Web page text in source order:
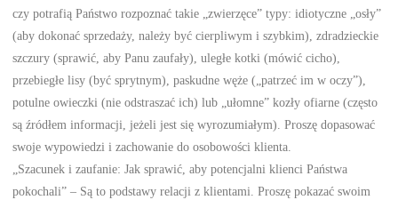
czy potrafią Państwo rozpoznać takie „zwierzęce” typy: idiotyczne „osły”
(aby dokonać sprzedaży, należy być cierpliwym i szybkim), zdradzieckie
szczury (sprawić, aby Panu zaufały), uległe kotki (mówić cicho),
przebiegłe lisy (być sprytnym), paskudne węże („patrzeć im w oczy”),
potulne owieczki (nie odstraszać ich) lub „ułomne” kozły ofiarne (często
są źródłem informacji, jeżeli jest się wyrozumiałym). Proszę dopasować
swoje wypowiedzi i zachowanie do osobowości klienta.
„Szacunek i zaufanie: Jak sprawić, aby potencjalni klienci Państwa
pokochali” – Są to podstawy relacji z klientami. Proszę pokazać swoim